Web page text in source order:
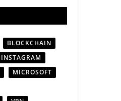
BLOCKCHAIN
INSTAGRAM
MICROSOFT